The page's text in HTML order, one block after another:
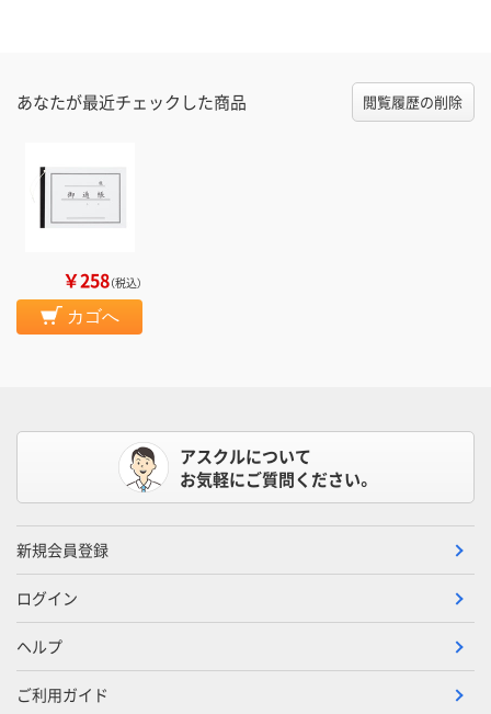
あなたが最近チェックした商品 閲覧履歴の削除
￥258（税込）
カゴへ
アスクルについて
お気軽にご質問ください。
新規会員登録
ログイン
ヘルプ
ご利用ガイド